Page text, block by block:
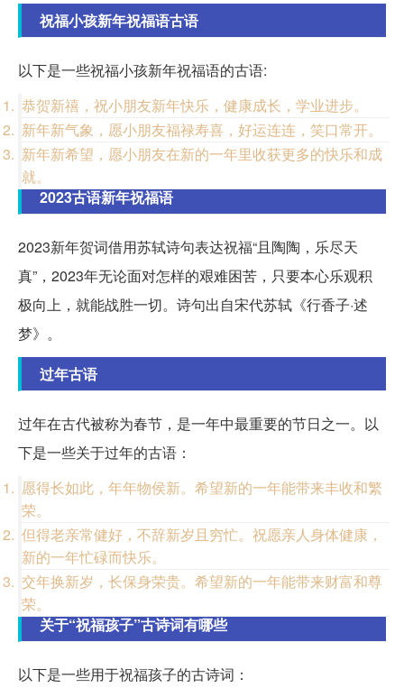
祝福小孩新年祝福语古语
以下是一些祝福小孩新年祝福语的古语:
恭贺新禧，祝小朋友新年快乐，健康成长，学业进步。
新年新气象，愿小朋友福禄寿喜，好运连连，笑口常开。
新年新希望，愿小朋友在新的一年里收获更多的快乐和成
就。
2023古语新年祝福语
2023新年贺词借用苏轼诗句表达祝福“且陶陶，乐尽天
真”，2023年无论面对怎样的艰难困苦，只要本心乐观积
极向上，就能战胜一切。诗句出自宋代苏轼《行香子·述
梦》。
过年古语
过年在古代被称为春节，是一年中最重要的节日之一。以
下是一些关于过年的古语：
愿得长如此，年年物侯新。希望新的一年能带来丰收和繁
荣。
但得老亲常健好，不辞新岁且穷忙。祝愿亲人身体健康，
新的一年忙碌而快乐。
交年换新岁，长保身荣贵。希望新的一年能带来财富和尊
荣。
关于“祝福孩子”古诗词有哪些
以下是一些用于祝福孩子的古诗词：